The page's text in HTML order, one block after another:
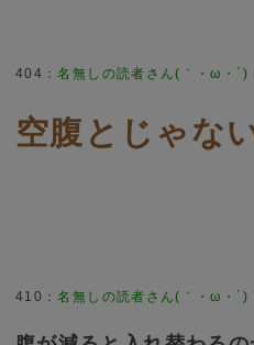
404 ：名無しの読者さん(｀・ω・´)
空腹とじゃな
410 ：名無しの読者さん(｀・ω・´)